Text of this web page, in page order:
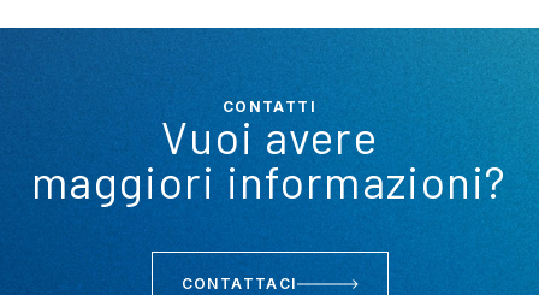
CONTATTI
Vuoi avere
maggiori informazioni?
CONTATTACI